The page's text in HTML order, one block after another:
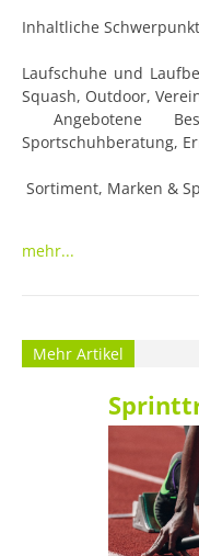
Inhaltliche
Laufschuhe und
Squash, Outdoor,
Sportschuhberatung,
Zahlungsmöglichkeiten
Anschrift
Intersport Jena
Tel.: +493641 89 00 14
Sportgeschäfte in
mehr...
Mehr Artikel